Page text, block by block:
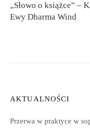
„Słowo o książce” –
Ewy Dharma Wind
AKTUALNOŚCI
Przerwa w praktyce w